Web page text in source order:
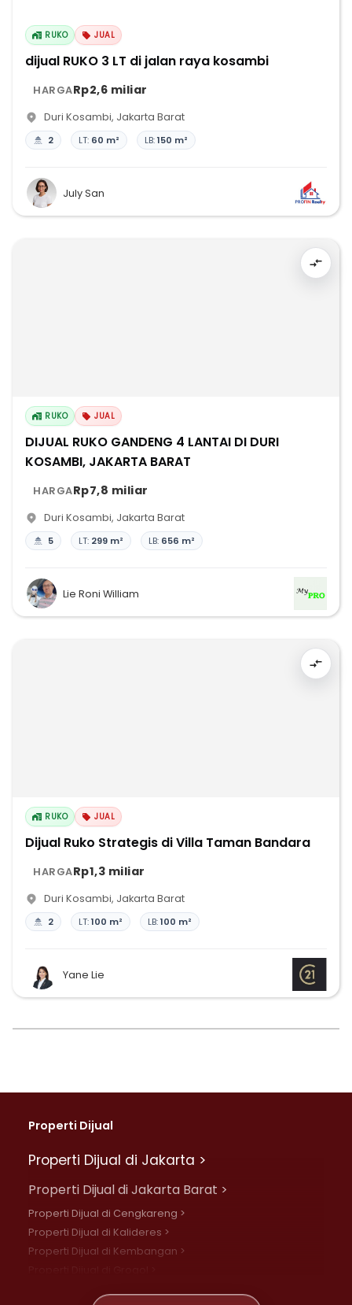
RUKO JUAL
dijual RUKO 3 LT di jalan raya kosambi
HARGARp2,6 miliar
Duri Kosambi, Jakarta Barat
2 LT: 60 m² LB:150 m²
July San
RUKO JUAL
DIJUAL RUKO GANDENG 4 LANTAI DI DURI
KOSAMBI, JAKARTA BARAT
HARGARp7,8 miliar
Duri Kosambi, Jakarta Barat
5 LT: 299 m² LB: 656 m²
Lie Roni William
RUKO JUAL
Dijual Ruko Strategis di Villa Taman Bandara
HARGARp1,3 miliar
Duri Kosambi, Jakarta Barat
2 LT:100 m² LB:100 m²
Yane Lie
Properti Dijual
Properti Dijual di Jakarta >
Properti Dijual di Jakarta Barat >
Properti Dijual di Cengkareng >
Properti Dijual di Kalideres >
Properti Dijual di Kembangan >